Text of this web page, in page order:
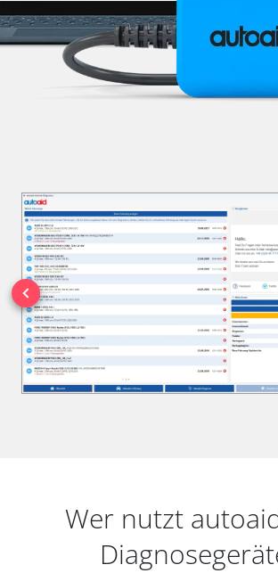
Wer nutzt